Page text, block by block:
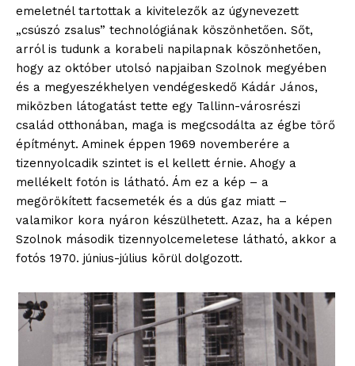
emeletnél tartottak a kivitelezők az úgynevezett
„csúszó zsalus” technológiának köszönhetően. Sőt,
arról is tudunk a korabeli napilapnak köszönhetően,
hogy az október utolsó napjaiban Szolnok megyében
és a megyeszékhelyen vendégeskedő Kádár János,
miközben látogatást tette egy Tallinn-városrészi
család otthonában, maga is megcsodálta az égbe törő
építményt. Aminek éppen 1969 novemberére a
tizennyolcadik szintet is el kellett érnie. Ahogy a
mellékelt fotón is látható. Ám ez a kép – a
megörökített facsemeték és a dús gaz miatt –
valamikor kora nyáron készülhetett. Azaz, ha a képen
Szolnok második tizennyolcemeletese látható, akkor a
fotós 1970. június-július körül dolgozott.